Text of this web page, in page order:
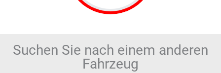
Suchen Sie nach einem anderen
Fahrzeug